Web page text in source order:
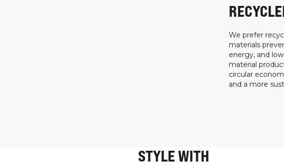
We prefer
materials
energy, and
material
circular
and a more
STYLE WITH